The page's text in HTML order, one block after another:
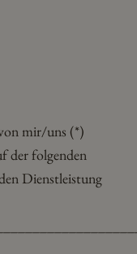
mir/uns (*)
der folgenden
Dienstleistung